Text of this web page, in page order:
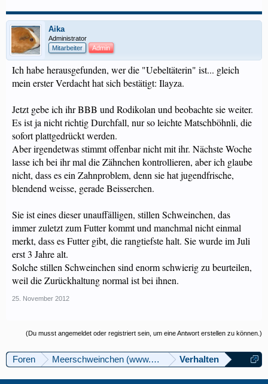
Aika
Administrator
Mitarbeiter
Admin
Ich habe herausgefunden, wer die "Uebeltäterin" ist... gleich
mein erster Verdacht hat sich bestätigt: Ilayza.
Jetzt gebe ich ihr BBB und Rodikolan und beobachte sie weiter.
Es ist ja nicht richtig Durchfall, nur so leichte Matschböhnli, die
sofort plattgedrückt werden.
Aber irgendetwas stimmt offenbar nicht mit ihr. Nächste Woche
lasse ich bei ihr mal die Zähnchen kontrollieren, aber ich glaube
nicht, dass es ein Zahnproblem, denn sie hat jugendfrische,
blendend weisse, gerade Beisserchen.
Sie ist eines dieser unauffälligen, stillen Schweinchen, das
immer zuletzt zum Futter kommt und manchmal nicht einmal
merkt, dass es Futter gibt, die rangtiefste halt. Sie wurde im Juli
erst 3 Jahre alt.
Solche stillen Schweinchen sind enorm schwierig zu beurteilen,
weil die Zurückhaltung normal ist bei ihnen.
25. November 2012
(Du musst angemeldet oder registriert sein, um eine Antwort erstellen zu können.)
Foren Meerschweinchen (www.meerschweinforum.ch)
Verhalten